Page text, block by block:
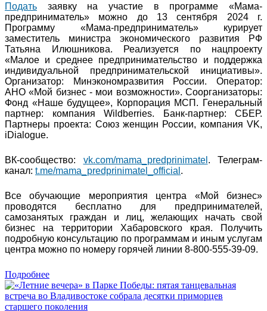
Подать заявку на участие в программе «Мама-
предприниматель» можно до 13 сентября 2024 г.
Программу «Мама-предприниматель» курирует
заместитель министра экономического развития РФ
Татьяна Илюшникова. Реализуется по нацпроекту
«Малое и среднее предпринимательство и поддержка
индивидуальной предпринимательской инициативы».
Организатор: Минэкономразвития России. Оператор:
АНО «Мой бизнес - мои возможности». Соорганизаторы:
Фонд «Наше будущее», Корпорация МСП. Генеральный
партнер: компания Wildberries. Банк-партнер: СБЕР.
Партнеры проекта: Союз женщин России, компания VK,
iDialogue.
ВК-сообщество: vk.com/mama_predprinimatel . Телеграм-
канал: t.me/mama_predprinimatel_official .
Все обучающие мероприятия центра «Мой бизнес»
проводятся бесплатно для предпринимателей,
самозанятых граждан и лиц, желающих начать свой
бизнес на территории Хабаровского края. Получить
подробную консультацию по программам и иным услугам
центра можно по номеру горячей линии 8-800-555-39-09.
Подробнее